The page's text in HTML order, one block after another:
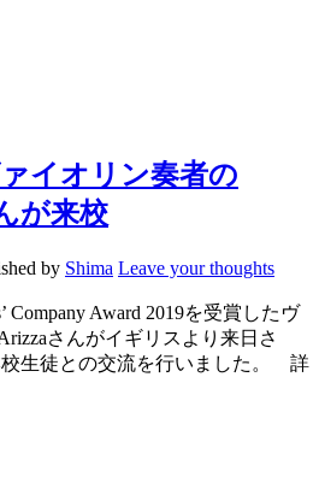
イオリン奏者の
が来校
by Shima Leave your thoughts
Company Award 2019を受賞したヴ
さんがイギリスより来日さ
生徒との交流を行いました。 詳